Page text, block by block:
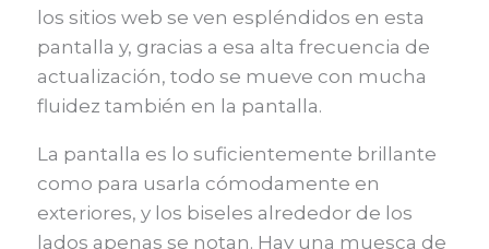
los sitios web se ven espléndidos en esta
pantalla y, gracias a esa alta frecuencia de
actualización, todo se mueve con mucha
fluidez también en la pantalla.
La pantalla es lo suficientemente brillante
como para usarla cómodamente en
exteriores, y los biseles alrededor de los
lados apenas se notan. Hay una muesca de